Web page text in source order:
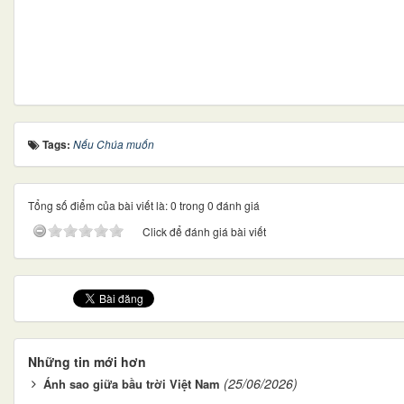
Tags: Nếu Chúa muốn
Tổng số điểm của bài viết là: 0 trong 0 đánh giá
Click để đánh giá bài viết
Những tin mới hơn
Ánh sao giữa bầu trời Việt Nam (25/06/2026)